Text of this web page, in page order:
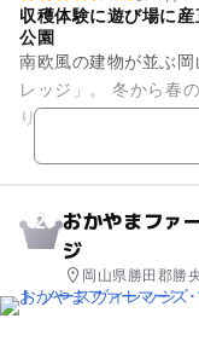
収穫体験に遊び場に
公園
南欧風の建物が並ぶ
レッジ」。 冬から春
り、果物狩りや楽し
2
おかやまファ
ジ
岡山県勝田郡勝
験, いちご狩り,